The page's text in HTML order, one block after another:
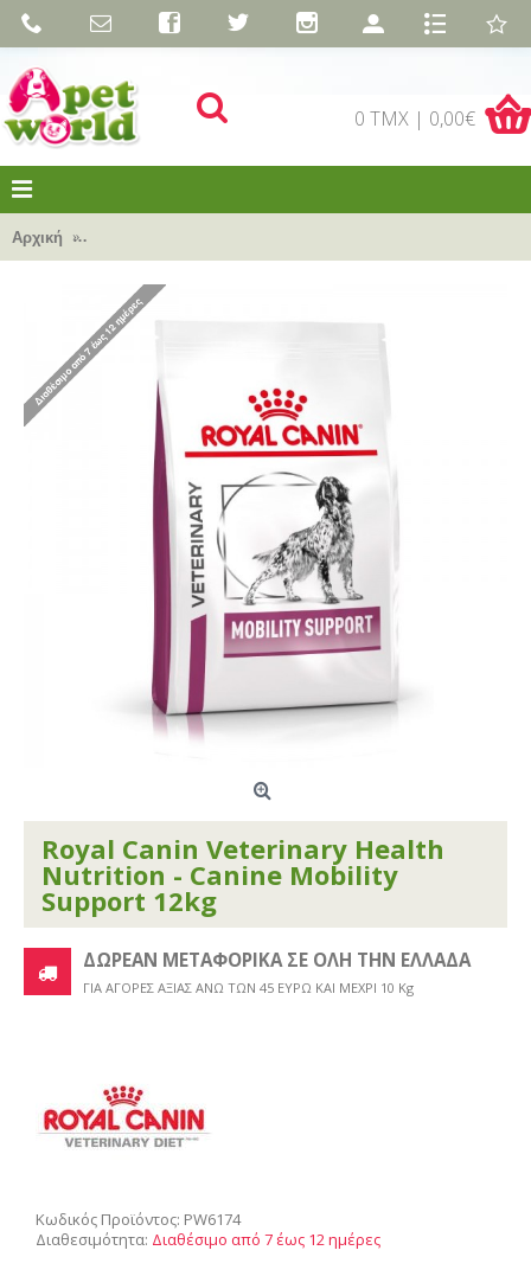
0 TMX | 0,00€
Αρχική Royal Canin Veterinary Health Nutrition - Canine Mobility
Royal Canin Veterinary Health
Nutrition - Canine Mobility
Support 12kg
ΔΩΡΕΑΝ ΜΕΤΑΦΟΡΙΚΑ ΣΕ ΟΛΗ ΤΗΝ ΕΛΛΑΔΑ
ΓΙΑ ΑΓΟΡΕΣ ΑΞΙΑΣ ΑΝΩ ΤΩΝ 45 ΕΥΡΩ ΚΑΙ ΜΕΧΡΙ 10 Kg
Κωδικός Προϊόντος: PW6174
Διαθεσιμότητα: Διαθέσιμο από 7 έως 12 ημέρες